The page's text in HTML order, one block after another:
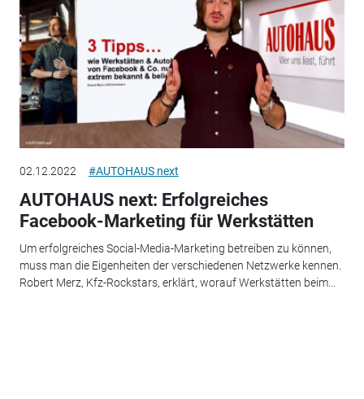
02.12.2022 #AUTOHAUS next
AUTOHAUS next: Erfolgreiches
Facebook-Marketing für Werkstätten
Um erfolgreiches Social-Media-Marketing betreiben zu können,
muss man die Eigenheiten der verschiedenen Netzwerke kennen.
Robert Merz, Kfz-Rockstars, erklärt, worauf Werkstätten beim...